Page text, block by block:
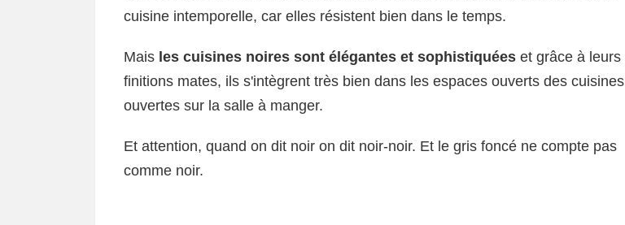
cuisine intemporelle, car elles résistent bien dans le temps.
Mais les cuisines noires sont élégantes et sophistiquées et grâce à leurs
finitions mates, ils s'intègrent très bien dans les espaces ouverts des cuisines
ouvertes sur la salle à manger.
Et attention, quand on dit noir on dit noir-noir. Et le gris foncé ne compte pas
comme noir.